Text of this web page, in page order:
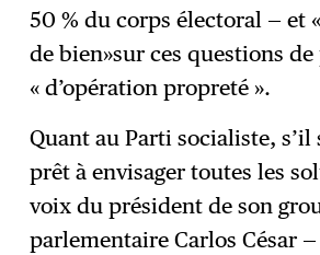
50 % du corps électoral — et
de bien»sur ces questions
« d’opération propreté ».
Quant au Parti socialiste, s’il
prêt à envisager toutes les
voix du président de son
parlementaire Carlos César